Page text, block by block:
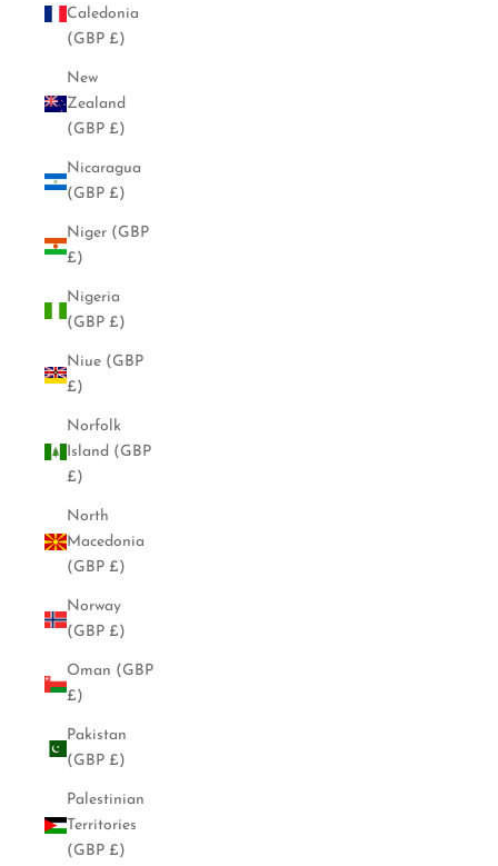
Caledonia
(GBP £)
New
Zealand
(GBP £)
Nicaragua
(GBP £)
Niger (GBP
£)
Nigeria
(GBP £)
Niue (GBP
£)
Norfolk
Island (GBP
£)
North
Macedonia
(GBP £)
Norway
(GBP £)
Oman (GBP
£)
Pakistan
(GBP £)
Palestinian
Territories
(GBP £)